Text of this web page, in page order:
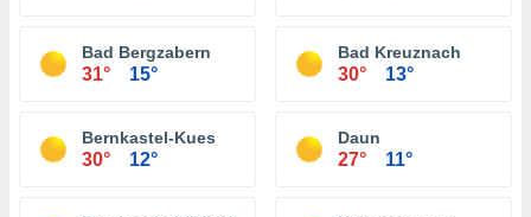
Bad Bergzabern
31° 15°
Bad Kreuznach
30° 13°
Bernkastel-Kues
30° 12°
Daun
27° 11°